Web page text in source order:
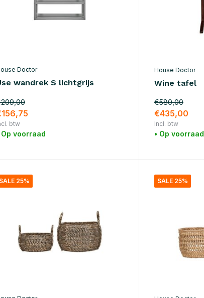
Doctor
wandrek S lichtgrijs
btw
Op voorraad
House Doctor
Wine tafel
€580,00
€435,00
Incl. btw
• Op voorraad
SALE 25% SALE 25%